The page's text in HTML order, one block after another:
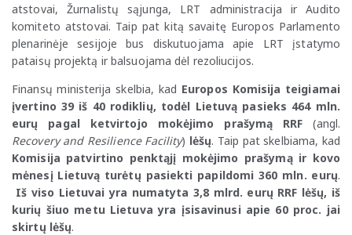
atstovai, Žurnalistų sąjunga, LRT administracija ir Audito
komiteto atstovai. Taip pat kitą savaitę Europos Parlamento
plenarinėje sesijoje bus diskutuojama apie LRT įstatymo
pataisų projektą ir balsuojama dėl rezoliucijos.
Finansų ministerija skelbia, kad Europos Komisija teigiamai
įvertino 39 iš 40 rodiklių, todėl Lietuvą pasieks 464 mln.
eurų pagal ketvirtojo mokėjimo prašymą RRF (angl.
Recovery and Resilience Facility) lėšų. Taip pat skelbiama, kad
Komisija patvirtino penktąjį mokėjimo prašymą ir kovo
mėnesį Lietuvą turėtų pasiekti papildomi 360 mln. eurų.
Iš viso Lietuvai yra numatyta 3,8 mlrd. eurų RRF lėšų, iš
kurių šiuo metu Lietuva yra įsisavinusi apie 60proc. jai
skirtų lėšų.